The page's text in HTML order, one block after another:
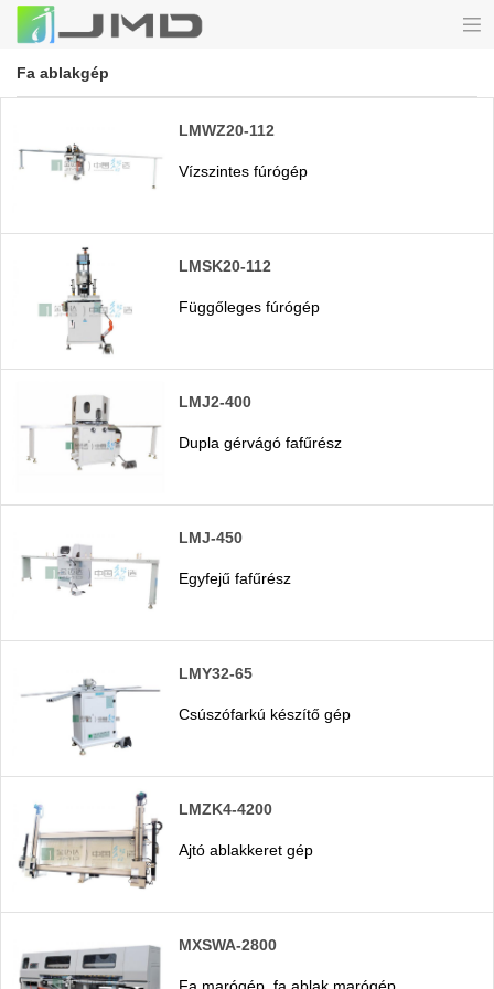
Fa ablakgép
LMWZ20-112
Vízszintes fúrógép
LMSK20-112
Függőleges fúrógép
LMJ2-400
Dupla gérvágó fafűrész
LMJ-450
Egyfejű fafűrész
LMY32-65
Csúszófarkú készítő gép
LMZK4-4200
Ajtó ablakkeret gép
MXSWA-2800